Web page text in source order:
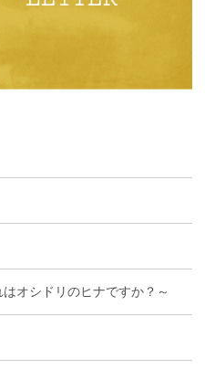
オシドリのヒナですか？～